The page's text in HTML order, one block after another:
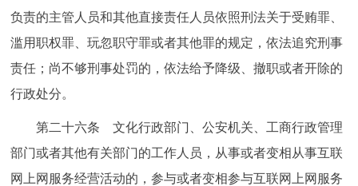
负责的主管人员和其他直接责任人员依照刑法关于受贿罪、
滥用职权罪、玩忽职守罪或者其他罪的规定，依法追究刑事
责任；尚不够刑事处罚的，依法给予降级、撤职或者开除的
行政处分。
第二十六条 文化行政部门、公安机关、工商行政管理
部门或者其他有关部门的工作人员，从事或者变相从事互联
网上网服务经营活动的，参与或者变相参与互联网上网服务